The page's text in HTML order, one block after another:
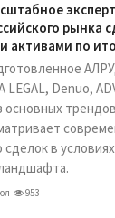
рынка
активами по
LEGAL, Denuo,
сделок в
953